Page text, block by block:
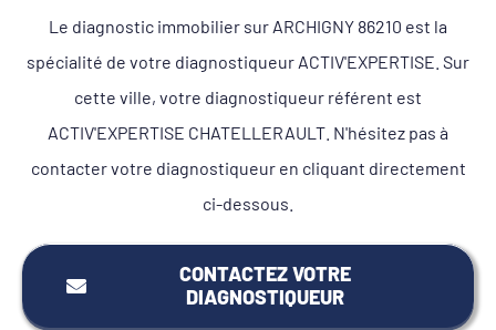
Le diagnostic immobilier sur ARCHIGNY 86210 est la
spécialité de votre diagnostiqueur ACTIV'EXPERTISE. Sur
cette ville, votre diagnostiqueur référent est
ACTIV'EXPERTISE CHATELLERAULT. N'hésitez pas à
contacter votre diagnostiqueur en cliquant directement
ci-dessous.
CONTACTEZ VOTRE
DIAGNOSTIQUEUR